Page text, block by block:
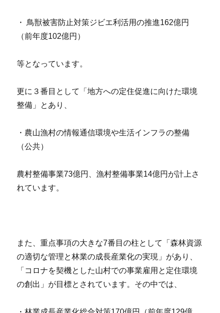
・ 鳥獣被害防止対策ジビエ利活用の推進162億円
（前年度102億円）
等となっています。
更に３番目として「地方への定住促進に向けた環境
整備」とあり、
・農山漁村の情報通信環境や生活インフラの整備
（公共）
農村整備事業73億円、漁村整備事業14億円が計上さ
れています。
また、重点事項の大きな7番目の柱として「森林資源
の適切な管理と林業の成長産業化の実現」があり、
「コロナを契機とした山村での事業雇用と定住環境
の創出」が目標とされています。その中では、